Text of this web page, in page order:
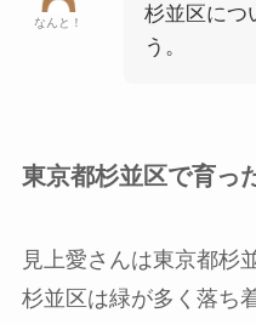
なんと！
杉並区につ
う。
東京都杉並区で育っ
見上愛さんは東京都杉
杉並区は緑が多く落ち